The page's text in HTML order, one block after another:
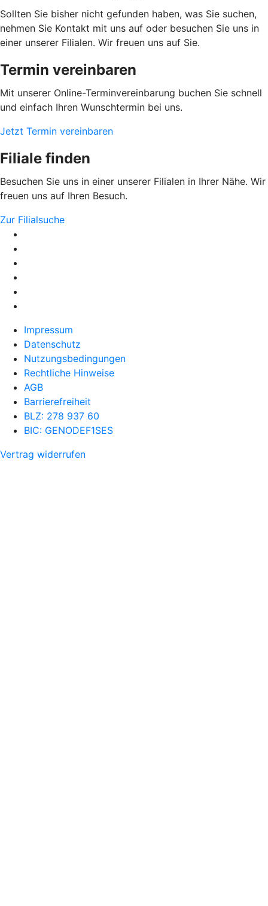
Sollten Sie bisher nicht gefunden haben, was Sie suchen,
nehmen Sie Kontakt mit uns auf oder besuchen Sie uns in
einer unserer Filialen. Wir freuen uns auf Sie.
Termin vereinbaren
Mit unserer Online-Terminvereinbarung buchen Sie schnell
und einfach Ihren Wunschtermin bei uns.
Jetzt Termin vereinbaren
Filiale finden
Besuchen Sie uns in einer unserer Filialen in Ihrer Nähe. Wir
freuen uns auf Ihren Besuch.
Zur Filialsuche
Impressum
Datenschutz
Nutzungsbedingungen
Rechtliche Hinweise
AGB
Barrierefreiheit
BLZ: 278 937 60
BIC: GENODEF1SES
Vertrag widerrufen